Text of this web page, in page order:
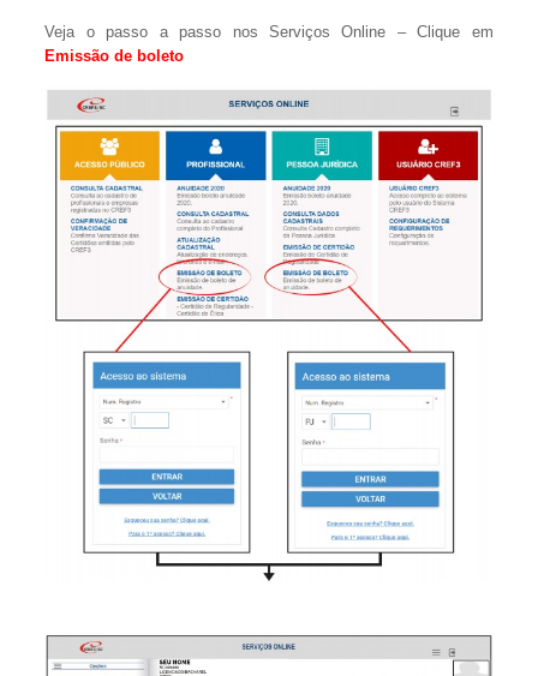
Veja o passo a passo nos Serviços Online – Clique em
Emissão de boleto